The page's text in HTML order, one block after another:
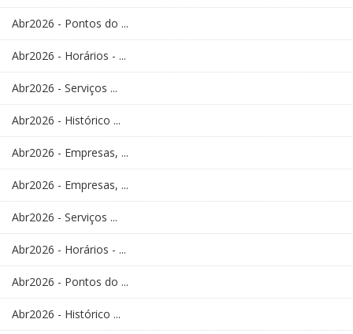
Abr2026 - Pontos do ...
Abr2026 - Horários - ...
Abr2026 - Serviços ...
Abr2026 - Histórico ...
Abr2026 - Empresas, ...
Abr2026 - Empresas, ...
Abr2026 - Serviços ...
Abr2026 - Horários - ...
Abr2026 - Pontos do ...
Abr2026 - Histórico ...